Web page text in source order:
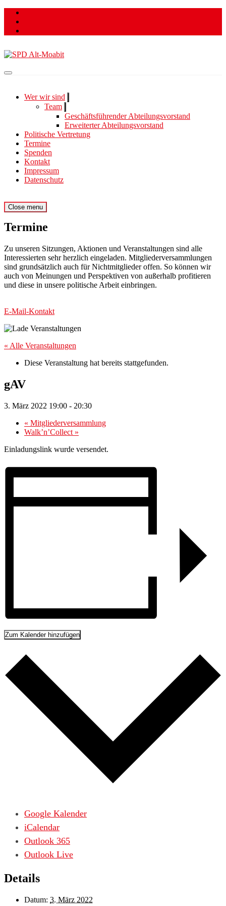
Skip
content
SPD Alt-Moabit
Für ein lebenswertes und soziales Moabit.
Wer wir sind
sub
menu
Team
sub
menu
Geschäftsführender Abteilungsvorstand
Erweiterter Abteilungsvorstand
Politische Vertretung
Termine
Spenden
Kontakt
Impressum
Datenschutz
Site
Navigation
Menu
Close menu
Termine
Zu unseren Sitzungen, Aktionen und Veranstaltungen sind alle
Interessierten sehr herzlich eingeladen. Mitgliederversammlungen
sind grundsätzlich auch für Nichtmitglieder offen. So können wir
auch von Meinungen und Perspektiven von außerhalb profitieren
und diese in unsere politische Arbeit einbringen.
E-Mail-Kontakt
« Alle Veranstaltungen
Diese Veranstaltung hat bereits stattgefunden.
gAV
3. März 2022 19:00 - 20:30
« Mitgliederversammlung
Walk’n’Collect »
Einladungslink wurde versendet.
Zum Kalender hinzufügen
Google Kalender
iCalendar
Outlook 365
Outlook Live
Details
Datum: 3. März 2022